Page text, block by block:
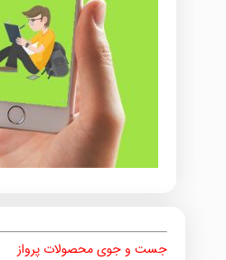
جست و جوی محصولات پرواز